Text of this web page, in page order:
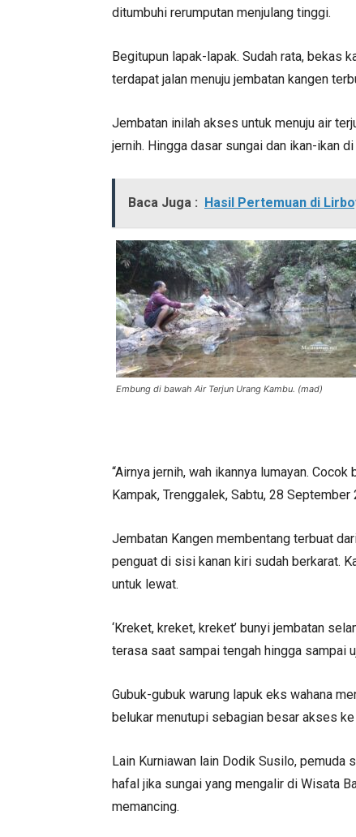
ditumbuhi rerumputan menjulang tinggi.
Begitupun lapak-lapak. Sudah rata, bekas
terdapat jalan menuju jembatan kangen
Jembatan inilah akses untuk menuju air
jernih. Hingga dasar sungai dan ikan-ikan
Baca Juga : Hasil Pertemuan di
Embung di bawah Air Terjun Urang Kambu. (mad)
“Airnya jernih, wah ikannya lumayan.
Kampak, Trenggalek, Sabtu, 28 September
Jembatan Kangen membentang terbuat
penguat di sisi kanan kiri sudah berkarat.
untuk lewat.
‘Kreket, kreket, kreket’ bunyi jembatan
terasa saat sampai tengah hingga sampai
Gubuk-gubuk warung lapuk eks wahana
belukar menutupi sebagian besar akses
Lain Kurniawan lain Dodik Susilo, pemuda
hafal jika sungai yang mengalir di Wisata
memancing.